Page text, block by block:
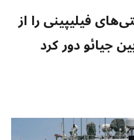
فیلیپینی را از
جیائو دور کرد